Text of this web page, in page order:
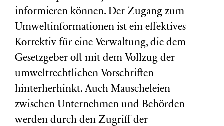
informieren können. Der Zugang zum
Umweltinformationen ist ein effektives
Korrektiv für eine Verwaltung, die dem
Gesetzgeber oft mit dem Vollzug der
umweltrechtlichen Vorschriften
hinterherhinkt. Auch Mauscheleien
zwischen Unternehmen und Behörden
werden durch den Zugriff der